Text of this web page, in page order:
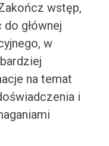
wstęp,
głównej
w
na temat
i